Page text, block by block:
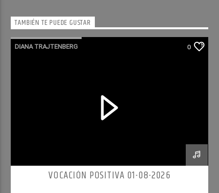
TAMBIÉN TE PUEDE GUSTAR
DIANA TRAJTENBERG 0
VOCACIÓN POSITIVA 01-08-2026